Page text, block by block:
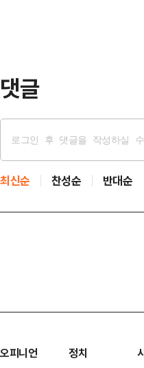
댓글
최신순 찬성순 반대순
오피니언 정치